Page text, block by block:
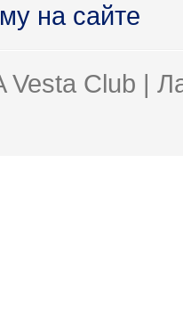
на сайте
Vesta Club |